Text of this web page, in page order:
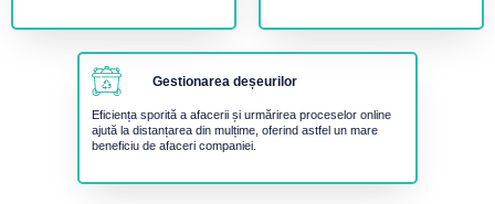
Gestionarea deșeurilor
Eficiența sporită a afacerii și urmărirea proceselor online
ajută la distanțarea din mulțime, oferind astfel un mare
beneficiu de afaceri companiei.